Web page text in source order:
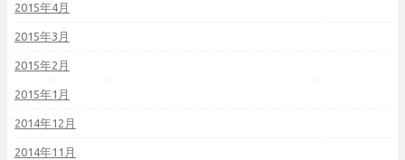
2015年4月
2015年3月
2015年2月
2015年1月
2014年12月
2014年11月